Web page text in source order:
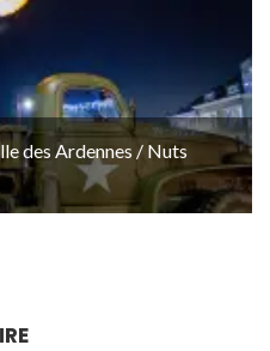
des Ardennes / Nuts